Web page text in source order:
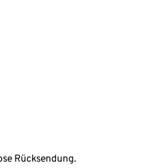
Rücksendung.